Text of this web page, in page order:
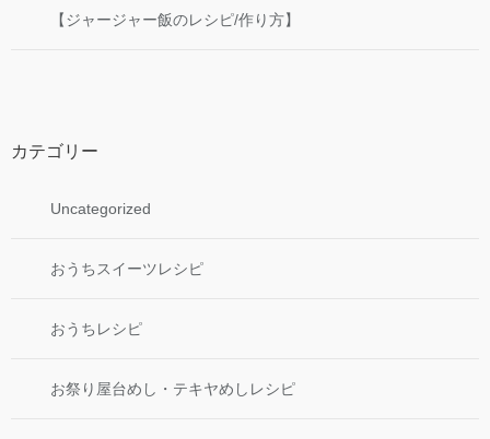
【ジャージャー飯のレシピ/作り方】
カテゴリー
Uncategorized
おうちスイーツレシピ
おうちレシピ
お祭り屋台めし・テキヤめしレシピ